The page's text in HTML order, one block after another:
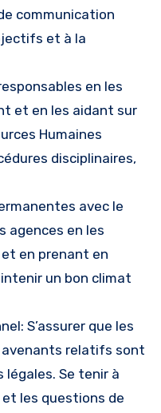
communication
et à la
en les
et en les aidant sur
Humaines
disciplinaires,
avec le
agences en les
en prenant en
un bon climat
S’assurer que les
relatifs sont
légales. Se tenir à
les questions de